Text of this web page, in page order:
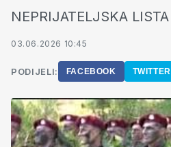
NEPRIJATELJSKA LISTA
03.06.2026 10:45
PODIJELI: FACEBOOK TWITTER